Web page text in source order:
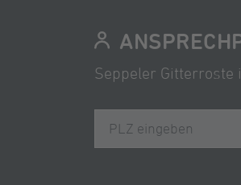
Seppeler Gitterroste